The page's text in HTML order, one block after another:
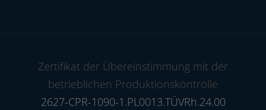
Zertifikat der Übereinstimmung mit der
betrieblichen Produktionskontrolle
2627-CPR-1090-1.PL0013.TÜVRh.24.00